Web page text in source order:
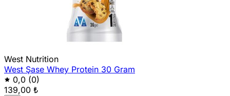
West Nutrition
West Şase Whey Protein 30 Gram
0,0 (0)
139,00 ₺